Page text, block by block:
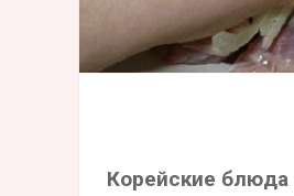
Корейские блюда